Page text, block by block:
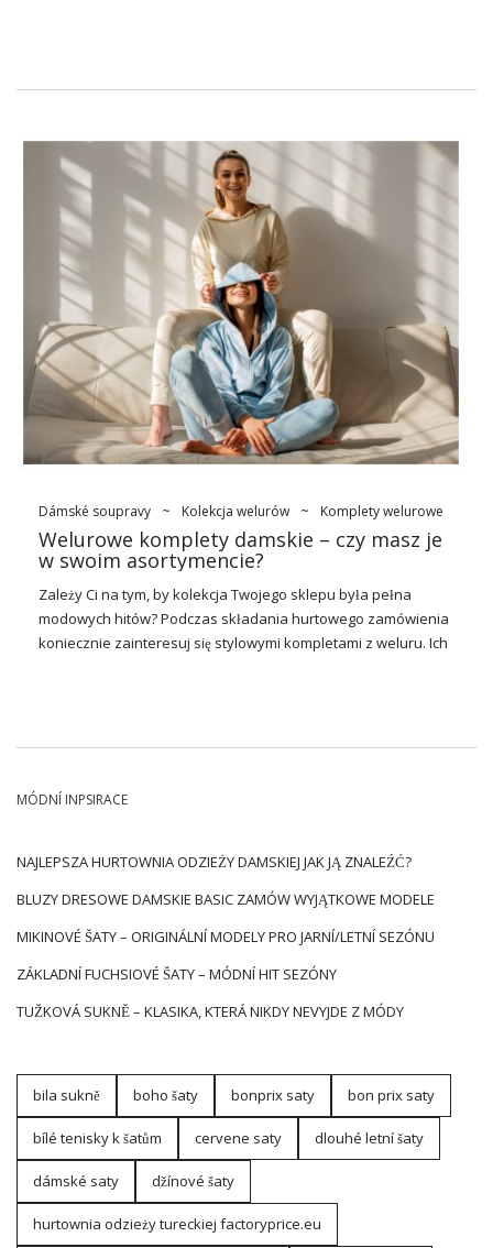
móda pro velur vrací!
Od loňského roku se móda pro velur v dámském ležérním
vzhledu vrátila jako bumerang, v obchodech vyrostla z
velurové soubory. Dámy milují velurové věci, protože tento
materiál se krásně třpytí a je extrémně měkký a příjemný na
dotek! Současně dává oblečení specifický elegantní elegantní
styl ve stylu kouzla, který přitahuje milovníky výrazného stylu.
Velur se objevil v oděvním průmyslu jako vývoj kategorie se
stejně módními podzimními teplákovými soupravami. Dámy ze
všech stran viděly dvoudílné soupravy vyrobené z bavlněné
mikiny, takže se návrháři rozhodli diverzifikovat tuto skupinu.
Velurové celkový vzhled, který nabízejí tyto typy souborů,
Dámské soupravy ~ Kolekcja welurów ~ Komplety welurowe
Welurowe komplety damskie – czy masz je
w swoim asortymencie?
Zależy Ci na tym, by kolekcja Twojego sklepu była pełna
modowych hitów? Podczas składania hurtowego zamówienia
koniecznie zainteresuj się stylowymi kompletami z weluru. Ich
Modę na noszenie efektowych kompletów damskich
której większość kobiet porzuciła elegancki strój na rzecz
wygodnej, niekrępującej ruchów odzieży idealnej do
komplety damskie tak mocno spodobały się paniom na całym
świecie, że wszystko wskazuje na to, że zostaną one z nami na
przestrzeni na stylowe damskie komplety? Nadejście nowego
większej ilości welurowych kompletów. Dbające o swój
wizerunek kobiety chętnie po nie sięgają na …
MÓDNÍ INPSIRACE
NAJLEPSZA HURTOWNIA ODZIEŻY DAMSKIEJ JAK JĄ ZNALEŹĆ?
BLUZY DRESOWE DAMSKIE BASIC ZAMÓW WYJĄTKOWE MODELE
MIKINOVÉ ŠATY – ORIGINÁLNÍ MODELY PRO JARNÍ/LETNÍ SEZÓNU
ZÁKLADNÍ FUCHSIOVÉ ŠATY – MÓDNÍ HIT SEZÓNY
TUŽKOVÁ SUKNĚ – KLASIKA, KTERÁ NIKDY NEVYJDE Z MÓDY
bila sukně boho šaty bonprix saty bon prix saty
bílé tenisky k šatům cervene saty dlouhé letní šaty
dámské saty džínové šaty
hurtownia odzieży tureckiej factoryprice.eu